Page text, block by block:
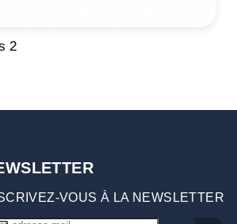
2
VOUS À LA NEWSLETTER